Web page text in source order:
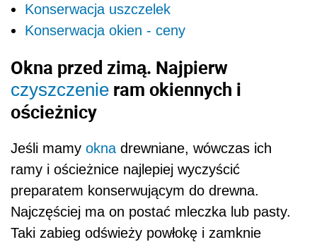
Konserwacja uszczelek
Konserwacja okien - ceny
Okna przed zimą. Najpierw
czyszczenie ram okiennych i
ościeżnicy
Jeśli mamy okna drewniane, wówczas ich
ramy i ościeżnice najlepiej wyczyścić
preparatem konserwującym do drewna.
Najczęściej ma on postać mleczka lub pasty.
Taki zabieg odświeży powłokę i zamknie